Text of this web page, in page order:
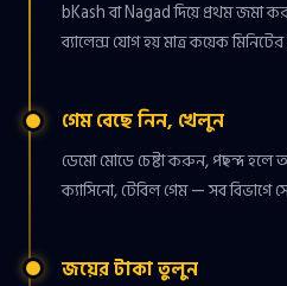
bKash বা Nagad দিয়ে প্রথম জমা
ব্যালেন্স যোগ হয় মাত্র কয়েক
গেম বেছে নিন, খেলুন
ডেমো মোডে চেষ্টা করুন, পছন্দ হলে
ক্যাসিনো, টেবিল গেম — সব বিভাগে
জয়ের টাকা তুলুন